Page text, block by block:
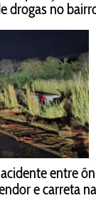
drogas no
entre
e carreta